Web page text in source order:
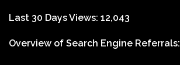
Last 30 Days Views: 12,043
Overview of Search Engine Referrals: